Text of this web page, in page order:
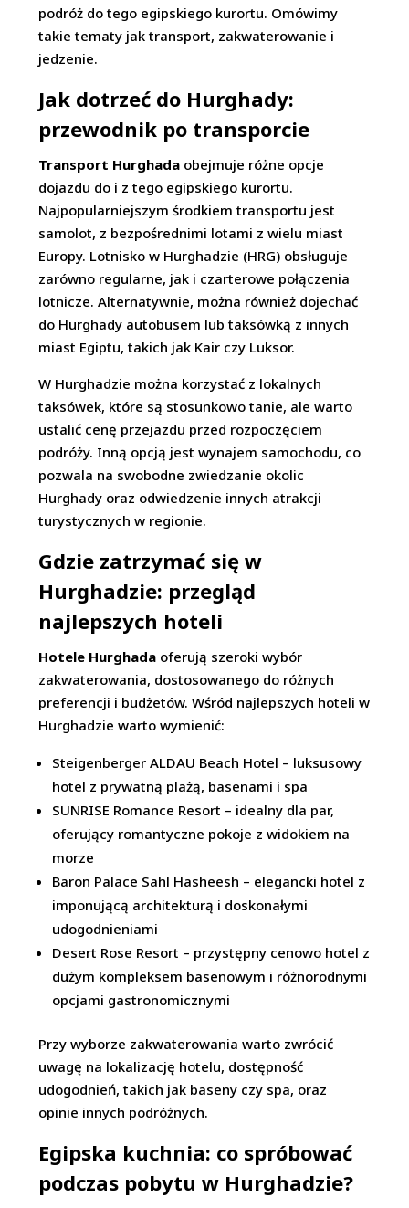
podróż do tego egipskiego kurortu. Omówimy
takie tematy jak transport, zakwaterowanie i
jedzenie.
Jak dotrzeć do Hurghady:
przewodnik po transporcie
Transport Hurghada obejmuje różne opcje
dojazdu do i z tego egipskiego kurortu.
Najpopularniejszym środkiem transportu jest
samolot, z bezpośrednimi lotami z wielu miast
Europy. Lotnisko w Hurghadzie (HRG) obsługuje
zarówno regularne, jak i czarterowe połączenia
lotnicze. Alternatywnie, można również dojechać
do Hurghady autobusem lub taksówką z innych
miast Egiptu, takich jak Kair czy Luksor.
W Hurghadzie można korzystać z lokalnych
taksówek, które są stosunkowo tanie, ale warto
ustalić cenę przejazdu przed rozpoczęciem
podróży. Inną opcją jest wynajem samochodu, co
pozwala na swobodne zwiedzanie okolic
Hurghady oraz odwiedzenie innych atrakcji
turystycznych w regionie.
Gdzie zatrzymać się w
Hurghadzie: przegląd
najlepszych hoteli
Hotele Hurghada oferują szeroki wybór
zakwaterowania, dostosowanego do różnych
preferencji i budżetów. Wśród najlepszych hoteli w
Hurghadzie warto wymienić:
Steigenberger ALDAU Beach Hotel – luksusowy
hotel z prywatną plażą, basenami i spa
SUNRISE Romance Resort – idealny dla par,
oferujący romantyczne pokoje z widokiem na
morze
Baron Palace Sahl Hasheesh – elegancki hotel z
imponującą architekturą i doskonałymi
udogodnieniami
Desert Rose Resort – przystępny cenowo hotel z
dużym kompleksem basenowym i różnorodnymi
opcjami gastronomicznymi
Przy wyborze zakwaterowania warto zwrócić
uwagę na lokalizację hotelu, dostępność
udogodnień, takich jak baseny czy spa, oraz
opinie innych podróżnych.
Egipska kuchnia: co spróbować
podczas pobytu w Hurghadzie?